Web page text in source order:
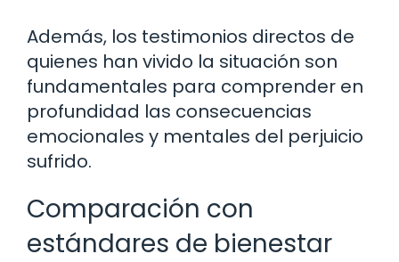
Además, los testimonios directos de
quienes han vivido la situación son
fundamentales para comprender en
profundidad las consecuencias
emocionales y mentales del perjuicio
sufrido.
Comparación con
estándares de bienestar